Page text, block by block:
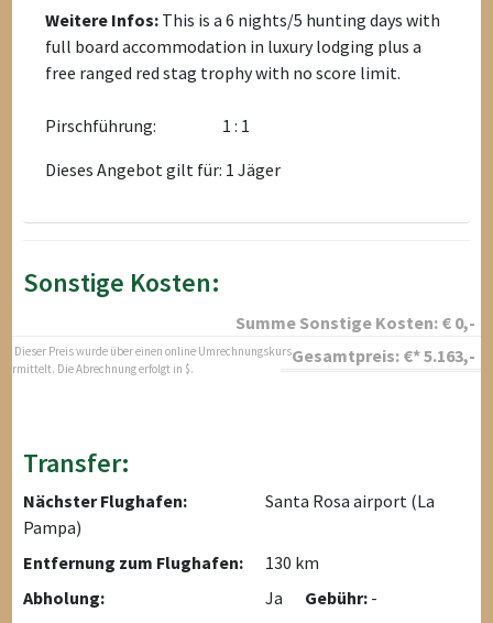
Weitere Infos: This is a 6 nights/5 hunting days with
full board accommodation in luxury lodging plus a
free ranged red stag trophy with no score limit.
Pirschführung:
1 : 1
Dieses Angebot gilt für: 1 Jäger
Sonstige Kosten:
Summe Sonstige Kosten: € 0,-
Gesamtpreis: €*5.163,-
* Dieser Preis wurde über einen online Umrechnungskurs
ermittelt. Die Abrechnung erfolgt in $.
Transfer:
Nächster Flughafen:
Santa Rosa airport (La
Pampa)
Entfernung zum Flughafen:
130 km
Abholung:
Ja Gebühr: -